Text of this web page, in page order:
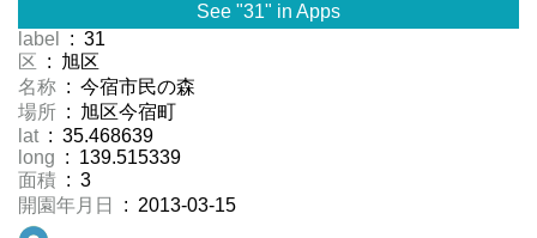
See "31" in Apps
label
: 31
区 : 旭区
名称 : 今宿市民の森
場所 : 旭区今宿町
lat : 35.468639
long : 139.515339
面積 : 3
開園年月日
: 2013-03-15